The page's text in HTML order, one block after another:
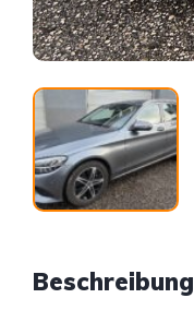
Beschreibung